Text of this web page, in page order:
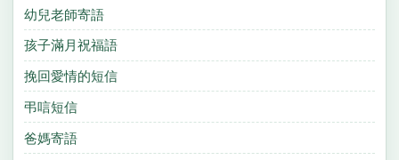
幼兒老師寄語
孩子滿月祝福語
挽回愛情的短信
弔唁短信
爸媽寄語